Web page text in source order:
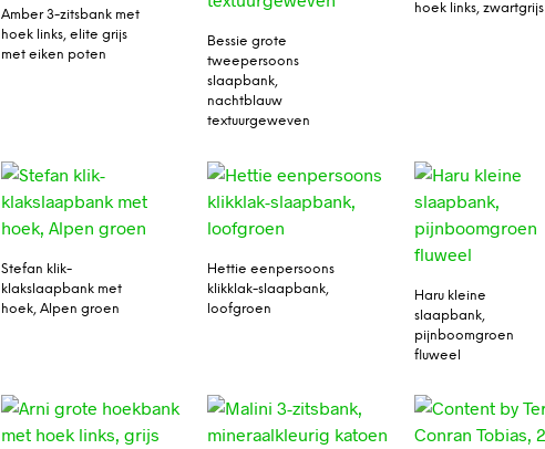
Amber 3-zitsbank met
hoek links, elite grijs
met eiken poten
Bessie grote
tweepersoons
slaapbank,
nachtblauw
textuurgeweven
hoek links, zwartgrijs
Stefan klik-
klakslaapbank met
hoek, Alpen groen
Hettie eenpersoons
klikklak-slaapbank,
loofgroen
Haru kleine
slaapbank,
pijnboomgroen
fluweel